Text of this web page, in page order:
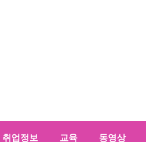
취업정보 교육 동영상